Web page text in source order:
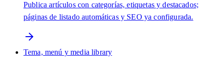
Publica artículos con categorías, etiquetas y destacados;
páginas de listado automáticas y SEO ya configurada.
Tema, menú y media library